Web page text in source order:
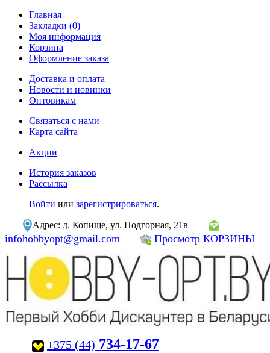
Главная
Закладки (0)
Моя информация
Корзина
Оформление заказа
Доставка и оплата
Новости и новинки
Оптовикам
Связаться с нами
Карта сайта
Акции
История заказов
Рассылка
Войти или зарегистрироваться.
Адрес: д. Копище, ул. Подгорная, 21в
infohobbyopt@gmail.com Просмотр КОРЗИНЫ
+375 (44) 734-17-67